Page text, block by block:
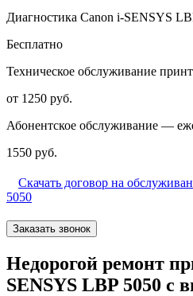
Диагностика Canon i-SENSYS
Бесплатно
Техническое обслуживание
от 1250 руб.
Абонентское обслуживание —
1550 руб.
Скачать договор на
5050
Заказать звонок
Недорогой ремонт
SENSYS LBP 5050 с